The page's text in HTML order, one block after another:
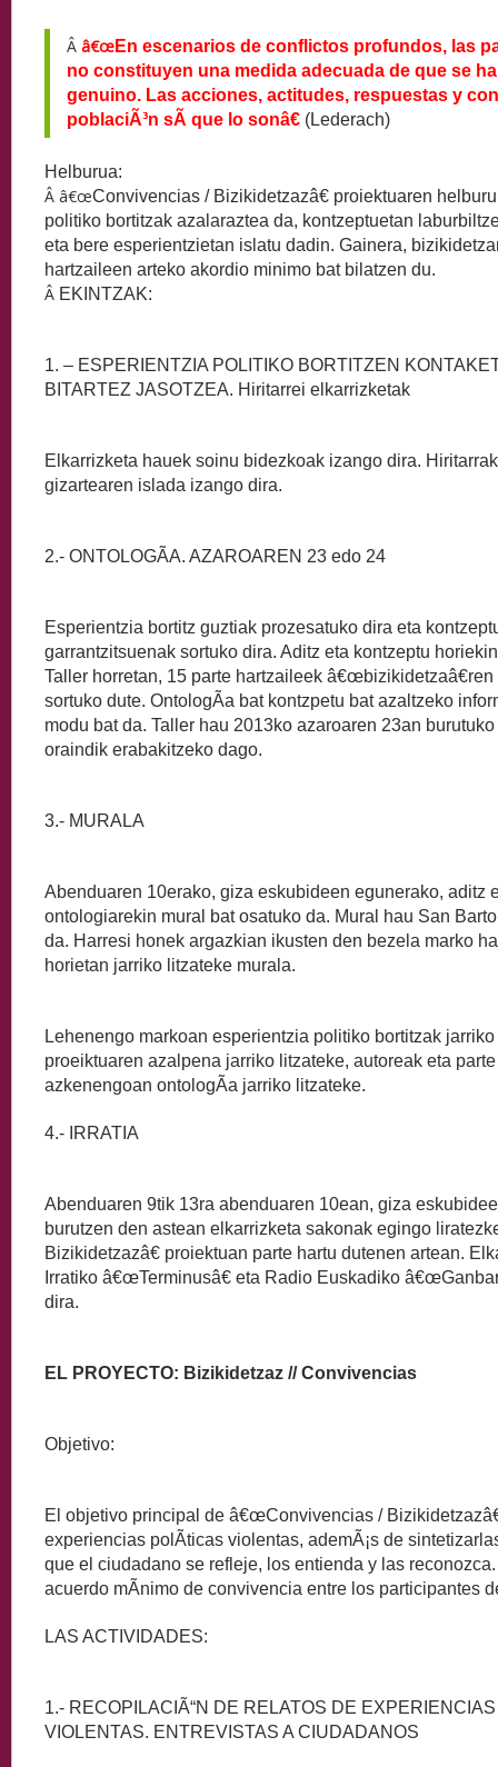
Â â€œEn escenarios de conflictos profundos, las
no constituyen una medida adecuada de que se
genuino. Las acciones, actitudes, respuestas y
poblaciÃ³n sÃ­ que lo sonâ€ (Lederach)
Helburua:
Â â€œConvivencias / Bizikidetzazâ€ proiektuaren
politiko bortitzak azalaraztea da, kontzeptuetan
eta bere esperientzietan islatu dadin. Gainera,
hartzaileen arteko akordio minimo bat bilatzen du.
Â EKINTZAK:
1. – ESPERIENTZIA POLITIKO BORTITZEN
BITARTEZ JASOTZEA. Hiritarrei elkarrizketak
Elkarrizketa hauek soinu bidezkoak izango dira.
gizartearen islada izango dira.
2.- ONTOLOGÃA. AZAROAREN 23 edo 24
Esperientzia bortitz guztiak prozesatuko dira eta
garrantzitsuenak sortuko dira. Aditz eta kontzeptu
Taller horretan, 15 parte hartzaileek
sortuko dute. OntologÃ­a bat kontzpetu bat azaltzeko
modu bat da. Taller hau 2013ko azaroaren 23an
oraindik erabakitzeko dago.
3.- MURALA
Abenduaren 10erako, giza eskubideen egunerako, aditz
ontologiarekin mural bat osatuko da. Mural hau San
da. Harresi honek argazkian ikusten den bezela marko
horietan jarriko litzateke murala.
Lehenengo markoan esperientzia politiko bortitzak
proeiktuaren azalpena jarriko litzateke, autoreak eta
azkenengoan ontologÃ­a jarriko litzateke.
4.- IRRATIA
Abenduaren 9tik 13ra abenduaren 10ean, giza
burutzen den astean elkarrizketa sakonak egingo
Bizikidetzazâ€ proiektuan parte hartu dutenen artean.
Irratiko â€œTerminusâ€ eta Radio Euskadiko
dira.
EL PROYECTO: Bizikidetzaz // Convivencias
Objetivo:
El objetivo principal de â€œConvivencias /
experiencias polÃ­ticas violentas, ademÃ¡s de
que el ciudadano se refleje, los entienda y las
acuerdo mÃ­nimo de convivencia entre los participantes
LAS ACTIVIDADES:
1.- RECOPILACIÃ“N DE RELATOS DE EXPERIENCIAS
VIOLENTAS. ENTREVISTAS A CIUDADANOS